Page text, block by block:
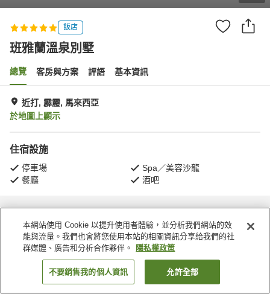
飯店
班雅蘭溫泉別墅
總覽 客房與方案 評語 基本資訊
近打, 霹靂, 馬來西亞
於地圖上顯示
住宿設施
停車場
Spa／美容沙龍
餐廳
酒吧
首頁 馬來西亞 霹靂 近打 班雅蘭溫泉別墅
找客房
本網站使用 Cookie 以提升使用者體驗，並分析我們網站的效
能與流量。我們也會將您使用本站的相關資訊分享給我們的社
群媒體、廣告和分析合作夥伴。
隱私權政策
不要銷售我的個人資訊 允許全部